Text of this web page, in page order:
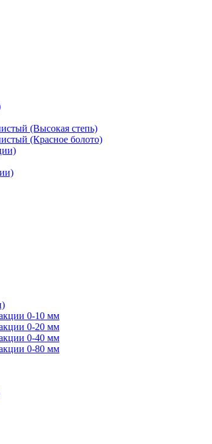
(Высокая степь)
(Красное болото)
0-10 мм
0-20 мм
0-40 мм
0-80 мм